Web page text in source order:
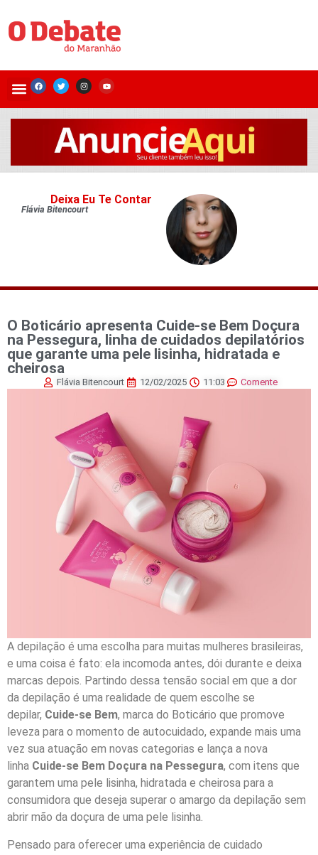
Deixa Eu Te Contar
Flávia Bitencourt
O Boticário apresenta Cuide-se Bem Doçura
na Pessegura, linha de cuidados depilatórios
que garante uma pele lisinha, hidratada e
cheirosa
Flávia Bitencourt 12/02/2025 11:03 Comente
A depilação é uma escolha para muitas mulheres brasileiras,
e uma coisa é fato: ela incomoda antes, dói durante e deixa
marcas depois. Partindo dessa tensão social em que a dor
da depilação é uma realidade de quem escolhe se
depilar, Cuide-se Bem, marca do Boticário que promove
leveza para o momento de autocuidado, expande mais uma
vez sua atuação em novas categorias e lança a nova
linha Cuide-se Bem Doçura na Pessegura, com itens que
garantem uma pele lisinha, hidratada e cheirosa para a
consumidora que deseja superar o amargo da depilação sem
abrir mão da doçura de uma pele lisinha.
Pensado para oferecer uma experiência de cuidado